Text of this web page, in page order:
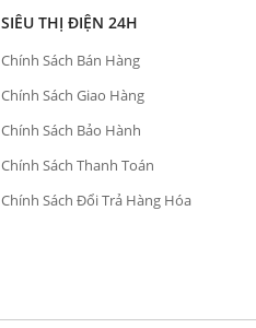
SIÊU THỊ ĐIỆN 24H
Chính Sách Bán Hàng
Chính Sách Giao Hàng
Chính Sách Bảo Hành
Chính Sách Thanh Toán
Chính Sách Đổi Trả Hàng Hóa